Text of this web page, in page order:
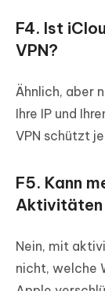
F4. Ist
VPN?
Ähnlich, aber
Ihre IP und
VPN schützt
F5. Kann
Aktivitäten
Nein, mit
nicht, welche